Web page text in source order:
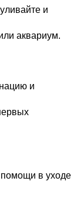
и
аквариум.
и
помощи в уходе